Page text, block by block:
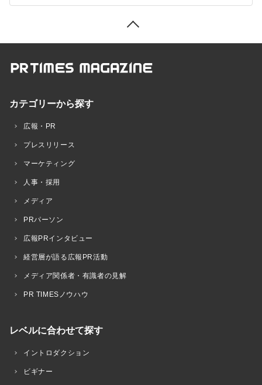
カテゴリーから探す
広報・PR
プレスリリース
マーケティング
人事・採用
メディア
PRパーソン
広報PRインタビュー
経営層が語る広報PR活動
メディア関係者・有識者の見解
PR TIMESノウハウ
レベルに合わせて探す
イントロダクション
ビギナー